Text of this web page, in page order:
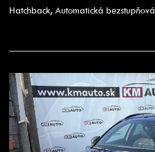
Hatchback, Automatická bezstupňová